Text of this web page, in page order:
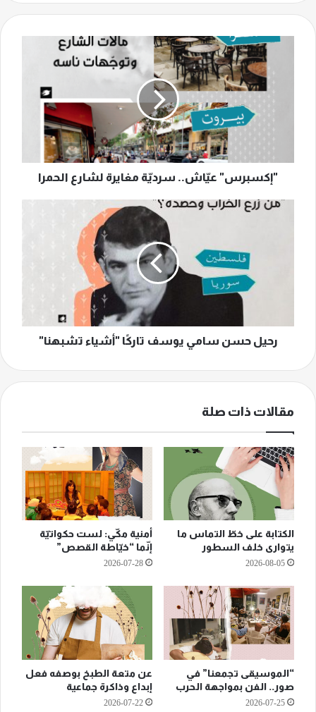
"إكسبرس"
عيّاش..
لشارع
"إكسبرس" عيّاش.. سرديّة مغايرة لشارع الحمرا
رحيل
رحيل حسن سامي يوسف تاركًا "أشياء تشبهنا"
مقالات ذات صلة
الكتابة على خطّ التماس ما
يتوارى خلف السطور
2026-08-05
أمنية مكّي: لست حكواتيّة
إنّما “خيّاطة القصص”
2026-07-28
“الموسيقى تجمعنا” في
صور.. الفن بمواجهة الحرب
2026-07-25
عن متعة الطبخ بوصفه فعل
إبداع وذاكرة جماعية
2026-07-22